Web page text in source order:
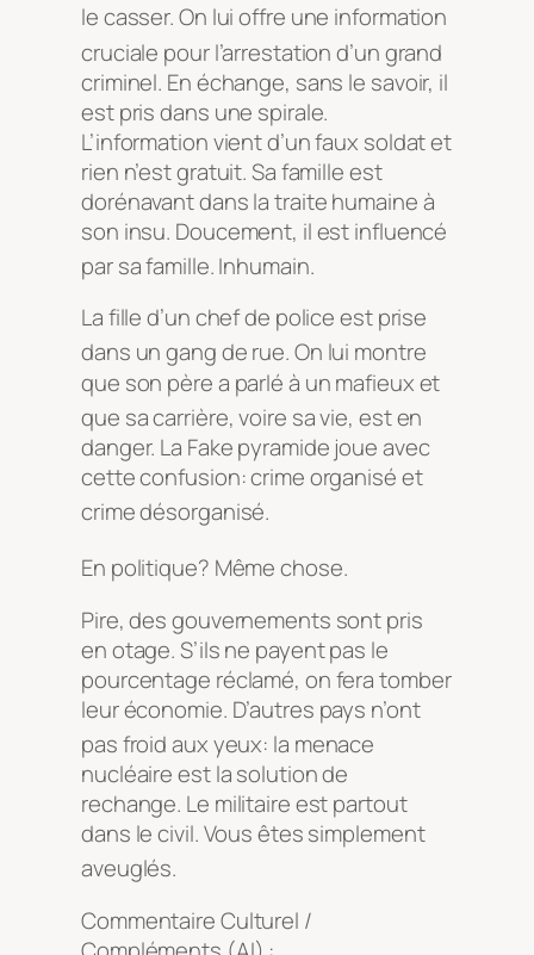
lecasser. On lui offre une information
cruciale pour l’arrestation d’un grand
criminel. En échange, sans le savoir, il
est pris dans une spirale.
L’information vient d’un faux soldat et
rien n’est gratuit. Sa famille est
dorénavant dans la traite humaine à
son insu. Doucement, il est influencé
par sa famille. Inhumain.
La fille d’un chef de police est prise
dans un gang de rue. On lui montre
que son père a parlé à un mafieux et
que sa carrière, voire sa vie, est en
danger. La Fake pyramide joue avec
cette confusion: crime organisé et
crime désorganisé.
En politique? Même chose.
Pire, des gouvernements sont pris
en otage. S’ils ne payent pas le
pourcentage réclamé, on fera tomber
leur économie. D’autres pays n’ont
pas froidaux yeux: la menace
nucléaire est la solution de
rechange. Le militaire est partout
dans le civil. Vous êtes simplement
aveuglés.
Commentaire Culturel /